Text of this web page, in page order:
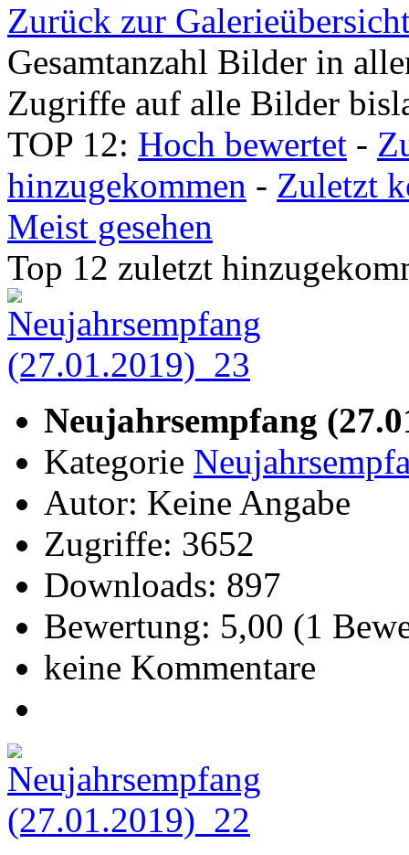
Zurück zur
Gesamtanzahl Bilder in
Zugriffe auf alle Bilder
TOP 12: Hoch bewertet -
hinzugekommen - Zuletzt
Meist gesehen
Top 12 zuletzt
Neujahrsempfang
Kategorie
Autor: Keine Angabe
Zugriffe: 3652
Downloads: 897
Bewertung: 5,00 (1
keine Kommentare